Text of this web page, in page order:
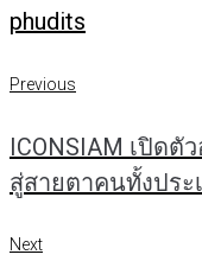
phudits
แนะแนว
Previous
Previous
ICONSIAM เปิดตั
สู่สายตาคนทั้งประ
Next
Next